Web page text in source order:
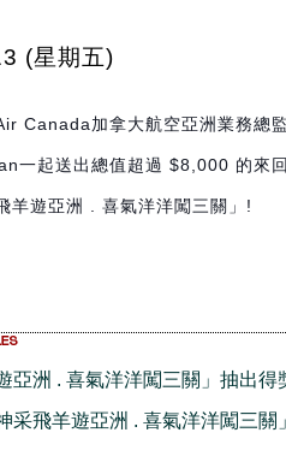
(星期五)
Canada加拿大航空亞洲業務
一起送出總值超過 $8,000 的來
羊遊亞洲 . 喜氣洋洋闖三關」!
亞洲 . 喜氣洋洋闖三關」抽出得
采飛羊遊亞洲 . 喜氣洋洋闖三關